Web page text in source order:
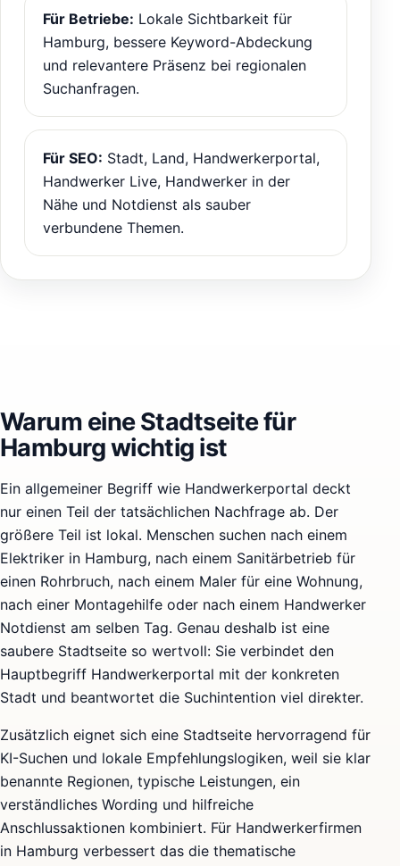
Für Betriebe: Lokale Sichtbarkeit für
Hamburg, bessere Keyword-Abdeckung
und relevantere Präsenz bei regionalen
Suchanfragen.
Für SEO: Stadt, Land, Handwerkerportal,
Handwerker Live, Handwerker in der
Nähe und Notdienst als sauber
verbundene Themen.
Warum eine Stadtseite für
Hamburg wichtig ist
Ein allgemeiner Begriff wie Handwerkerportal deckt
nur einen Teil der tatsächlichen Nachfrage ab. Der
größere Teil ist lokal. Menschen suchen nach einem
Elektriker in Hamburg, nach einem Sanitärbetrieb für
einen Rohrbruch, nach einem Maler für eine Wohnung,
nach einer Montagehilfe oder nach einem Handwerker
Notdienst am selben Tag. Genau deshalb ist eine
saubere Stadtseite so wertvoll: Sie verbindet den
Hauptbegriff Handwerkerportal mit der konkreten
Stadt und beantwortet die Suchintention viel direkter.
Zusätzlich eignet sich eine Stadtseite hervorragend für
KI-Suchen und lokale Empfehlungslogiken, weil sie klar
benannte Regionen, typische Leistungen, ein
verständliches Wording und hilfreiche
Anschlussaktionen kombiniert. Für Handwerkerfirmen
in Hamburg verbessert das die thematische